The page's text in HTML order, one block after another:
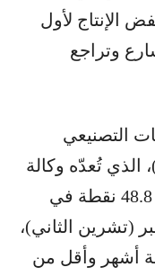
الإنتاج لأول
وتراجع
التصنيعي
تُعدّه وكالة
«ستاندرد آند بورز غلوبال»، إلى 48.8 نقطة في
نوفمبر (تشرين الثاني)،
أشهر وأقل من